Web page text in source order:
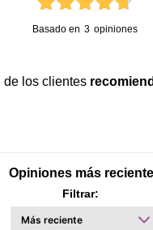
Basado en 3 opiniones
de los clientes
Opiniones más
Filtrar: